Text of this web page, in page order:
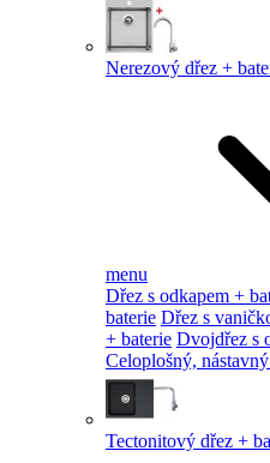
Nerezový dřez +
menu
Dřez s odkapem +
baterie Dřez s
+ baterie Dvojdřez s
Celoplošný,
Tectonitový dřez +